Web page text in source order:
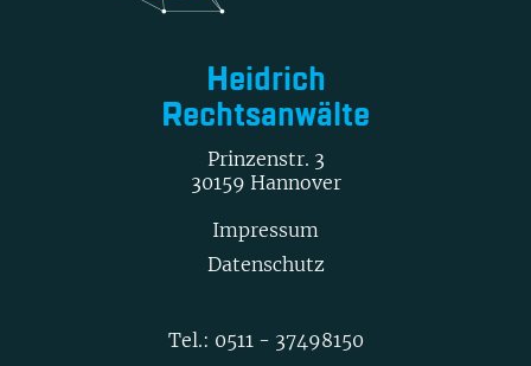
Heidrich
Rechtsanwälte
Prinzenstr. 3
30159 Hannover
Impressum
Datenschutz
Tel.: 0511 - 37498150